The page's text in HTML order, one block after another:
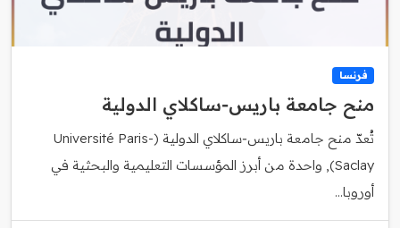
فرنسا
منح جامعة باريس‑ساكلاي الدولية
تُعدّ منح جامعة باريس‑ساكلاي الدولية (Université Paris-
Saclay), واحدة من أبرز المؤسسات التعليمية والبحثية في
أوروبا...